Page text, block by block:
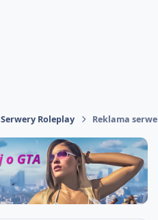
Serwery Roleplay Reklama